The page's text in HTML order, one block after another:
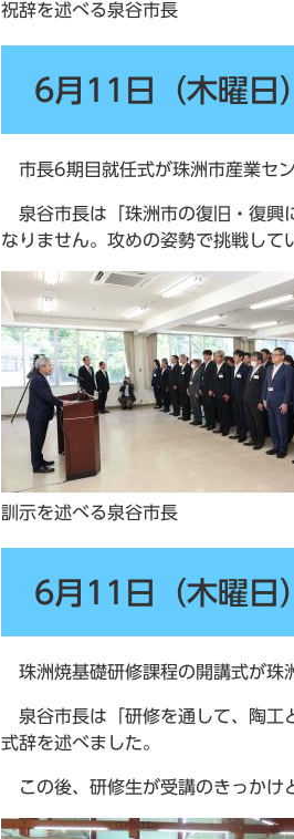
祝辞を述べる泉谷市長
6月11日（木曜日）
市長6期目就任式が珠洲市産業セン
泉谷市長は「珠洲市の復旧・復興
なりません。攻めの姿勢で挑戦して
訓示を述べる泉谷市長
6月11日（木曜日）
珠洲焼基礎研修課程の開講式が珠
泉谷市長は「研修を通して、陶工
式辞を述べました。
この後、研修生が受講のきっかけ